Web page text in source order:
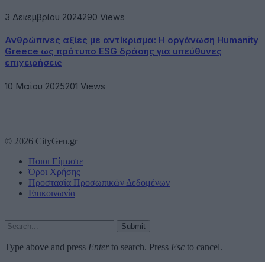
3 Δεκεμβρίου 2024290 Views
Ανθρώπινες αξίες με αντίκρισμα: Η οργάνωση Humanity
Greece ως πρότυπο ESG δράσης για υπεύθυνες
επιχειρήσεις
10 Μαΐου 2025201 Views
© 2026 CityGen.gr
Ποιοι Είμαστε
Όροι Χρήσης
Προστασία Προσωπικών Δεδομένων
Επικοινωνία
Submit
Type above and press Enter to search. Press Esc to cancel.